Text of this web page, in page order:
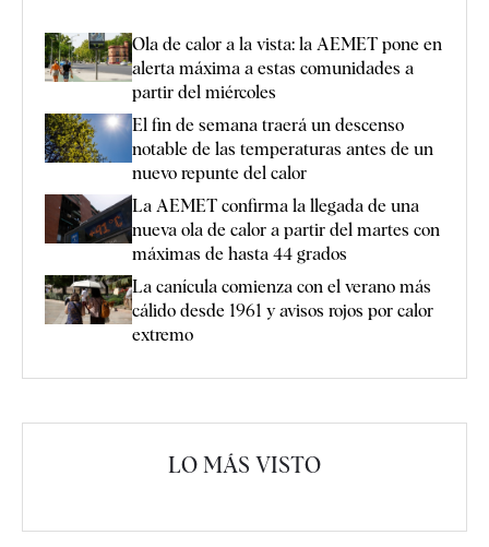
Ola de calor a la vista: la AEMET pone en
alerta máxima a estas comunidades a
partir del miércoles
El fin de semana traerá un descenso
notable de las temperaturas antes de un
nuevo repunte del calor
La AEMET confirma la llegada de una
nueva ola de calor a partir del martes con
máximas de hasta 44 grados
La canícula comienza con el verano más
cálido desde 1961 y avisos rojos por calor
extremo
LO MÁS VISTO